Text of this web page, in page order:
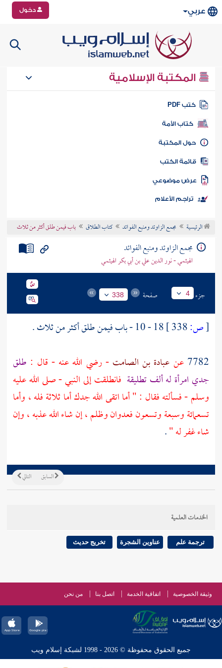
عربي دخول
المكتبة الإسلامية
كتب PDF
كتاب الأمة
المكتبة
الكتب
موضوعي
تراجم الأعلام
الرئيسية مجمع الزاوئد ومنبع الفوائد كتاب الطلاق باب فيمن طلق أكثر من ثلاث
مجمع الزاوئد ومنبع الفوائد
الهيثمي - نور الدين علي بن أبي بكر الهيثمي
جزء 4 صفحة 338
[ص:
18 - 10 - باب فيمن طلق أكثر من ثلاث .
7782 عن عبادة بن الصامت- رضي الله عنه - قال : طلق
جدي امرأة له ألف تطليقة فانطلقت إلى النبي - صلى الله عليه
وسلم - فسألته فقال : " أما اتقى الله جدك أما ثلاثة فله ، وأما
تسعمائة وسبعة وتسعون فعدوان وظلم ، إن شاء الله عذبه ، وإن
شاء غفر له ".
التالي السابق
الخدمات العلمية
ترجمة علم عناوين الشجرة تخريج حديث
وثيقة الخصوصية اتفاقية الخدمة اتصل بنا من نحن
جميع الحقوق محفوظة © 2026 - 1998 لشبكة إسلام ويب